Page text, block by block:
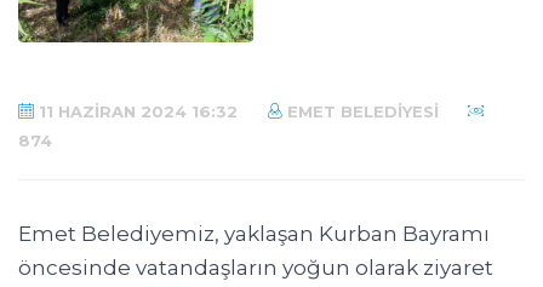
11 HAZIRAN 2024 16:32
EMET BELEDIYESI
874
Emet Belediyemiz, yaklaşan Kurban Bayramı
öncesinde vatandaşların yoğun olarak ziyaret